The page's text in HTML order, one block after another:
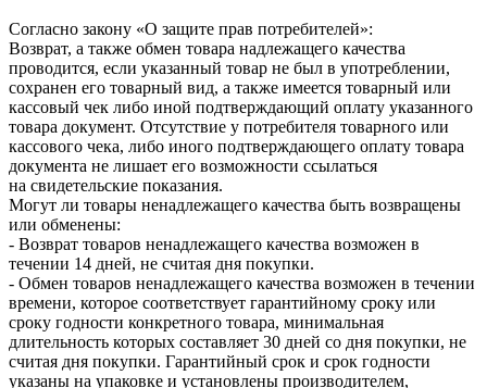
Согласно закону «О защите прав потребителей»:
Возврат, а также обмен товара надлежащего качества
проводится, если указанный товар не был в употреблении,
сохранен его товарный вид, а также имеется товарный или
кассовый чек либо иной подтверждающий оплату указанного
товара документ. Отсутствие у потребителя товарного или
кассового чека, либо иного подтверждающего оплату товара
документа не лишает его возможности ссылаться
на свидетельские показания.
Могут ли товары ненадлежащего качества быть возвращены
или обменены:
- Возврат товаров ненадлежащего качества возможен в
течении 14 дней, не считая дня покупки.
- Обмен товаров ненадлежащего качества возможен в течении
времени, которое соответствует гарантийному сроку или
сроку годности конкретного товара, минимальная
длительность которых составляет 30 дней со дня покупки, не
считая дня покупки. Гарантийный срок и срок годности
указаны на упаковке и установлены производителем,